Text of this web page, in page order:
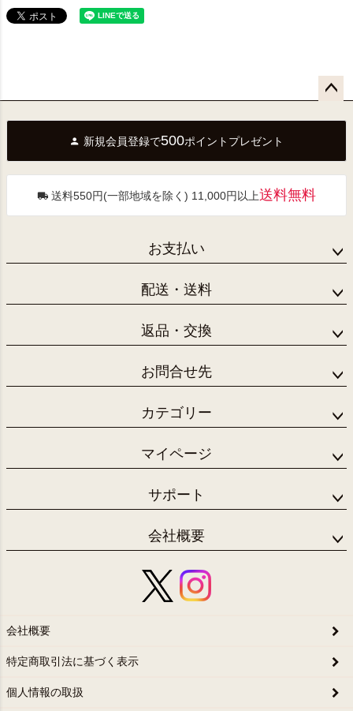
へ
新規会員登録で500ポイントプレゼント
送料550円(一部地域を除く) 11,000円以上送料無料
お支払い
配送・送料
返品・交換
お問合せ先
カテゴリー
マイページ
サポート
会社概要
会社概要
特定商取引法に基づく表示
個人情報の取扱